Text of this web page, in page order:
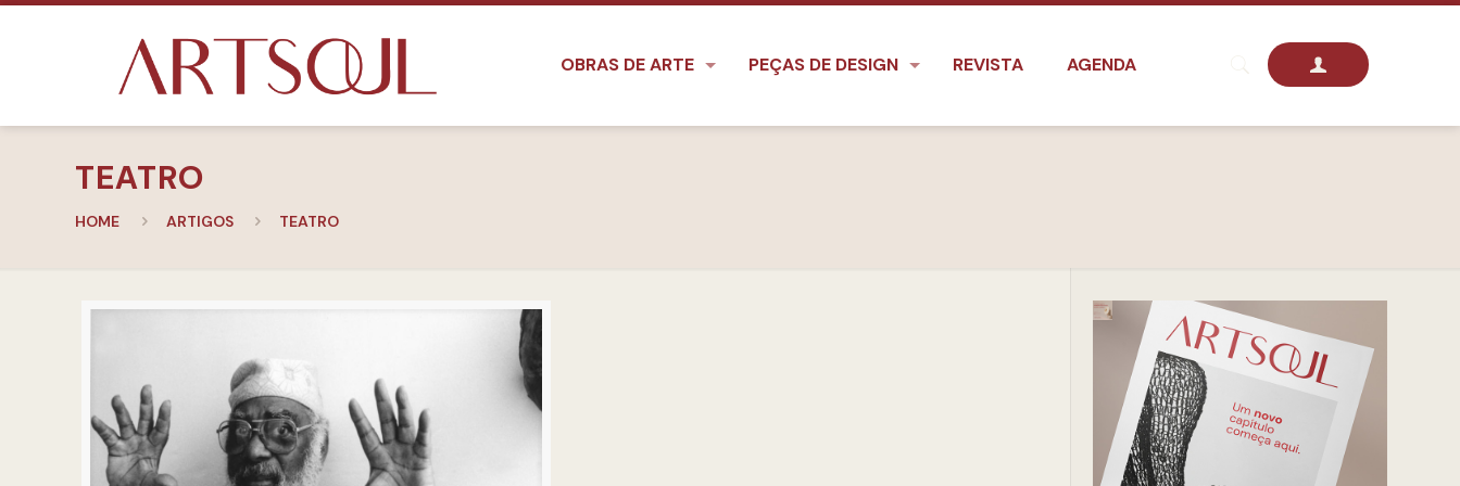
OBRAS DE ARTE PEÇAS DE DESIGN REVISTA AGENDA
TEATRO
HOME ARTIGOS TEATRO